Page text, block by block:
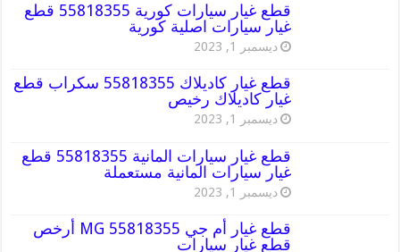
قطع غيار سيارات كورية 55818355 قطع
غيار سيارات اصلية كورية
ديسمبر 1, 2023
قطع غيار كاديلاك 55818355 سكراب قطع
غيار كاديلاك رخيص
ديسمبر 1, 2023
قطع غيار سيارات المانية 55818355 قطع
غيار سيارات المانية مستعملة
ديسمبر 1, 2023
قطع غيار أم جي MG 55818355 أرخص
قطع غيار سيارات